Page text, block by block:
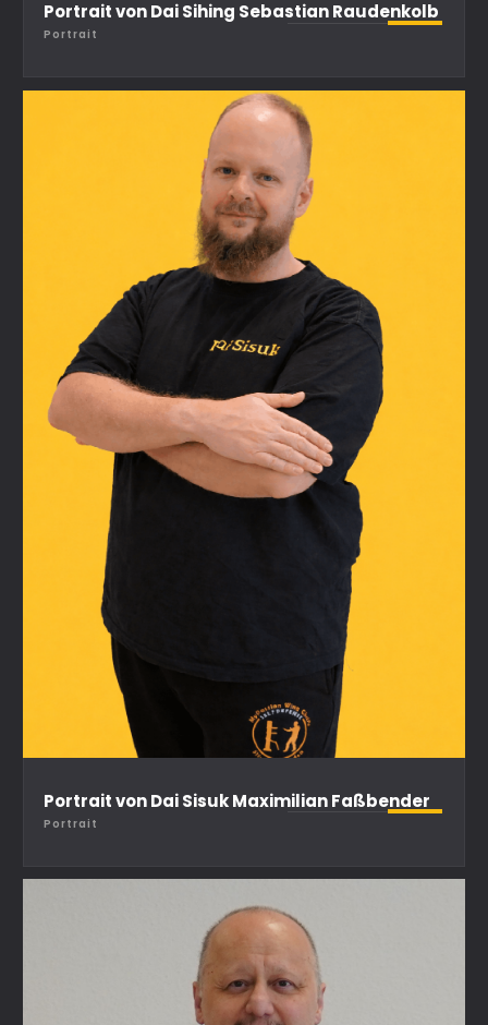
Portrait von Dai Sihing Sebastian Raudenkolb
Portrait
Portrait von Dai Sisuk Maximilian Faßbender
Portrait